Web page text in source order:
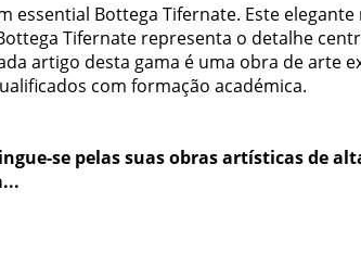
essential Bottega Tifernate. Este
Tifernate representa o detalhe
artigo desta gama é uma obra de arte
com formação académica.
se pelas suas obras artísticas de